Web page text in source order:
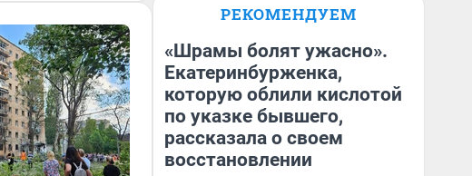
РЕКОМЕНДУЕМ
«Шрамы болят ужасно».
Екатеринбурженка,
которую облили кислотой
по указке бывшего,
рассказала о своем
восстановлении